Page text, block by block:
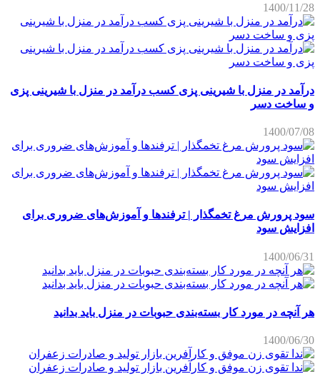
1400/11/28
درآمد در منزل با شیرینی پزی کسب درآمد در منزل با شیرینی پزی
و ساخت دسر
1400/07/08
سود پرورش مرغ تخمگذار | ترفندها و آموزش‌های ضروری برای
افزایش سود
1400/06/31
هر آنچه در مورد کار بسته‌بندی حبوبات در منزل باید بدانید
1400/06/30